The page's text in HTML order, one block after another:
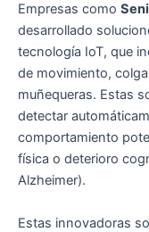
Empresas como
desarrollado
tecnología IoT, que
de movimiento,
muñequeras. Estas
detectar
comportamiento
física o deterioro
Alzheimer).
Estas innovadoras